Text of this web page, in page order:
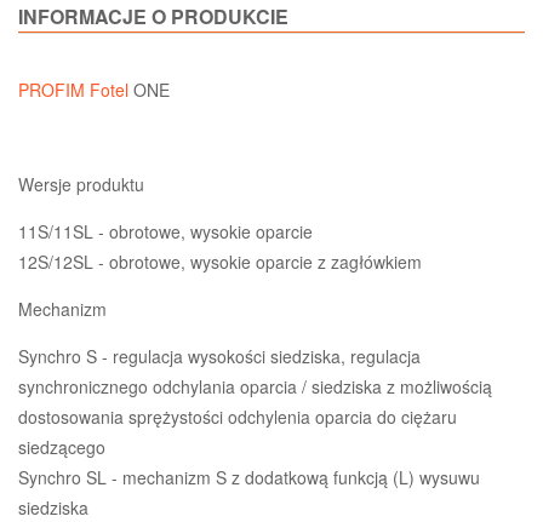
INFORMACJE O PRODUKCIE
PROFIM Fotel ONE
Wersje produktu
11S/11SL - obrotowe, wysokie oparcie
12S/12SL - obrotowe, wysokie oparcie z zagłówkiem
Mechanizm
Synchro S - regulacja wysokości siedziska, regulacja
synchronicznego odchylania oparcia / siedziska z możliwością
dostosowania sprężystości odchylenia oparcia do ciężaru
siedzącego
Synchro SL - mechanizm S z dodatkową funkcją (L) wysuwu
siedziska